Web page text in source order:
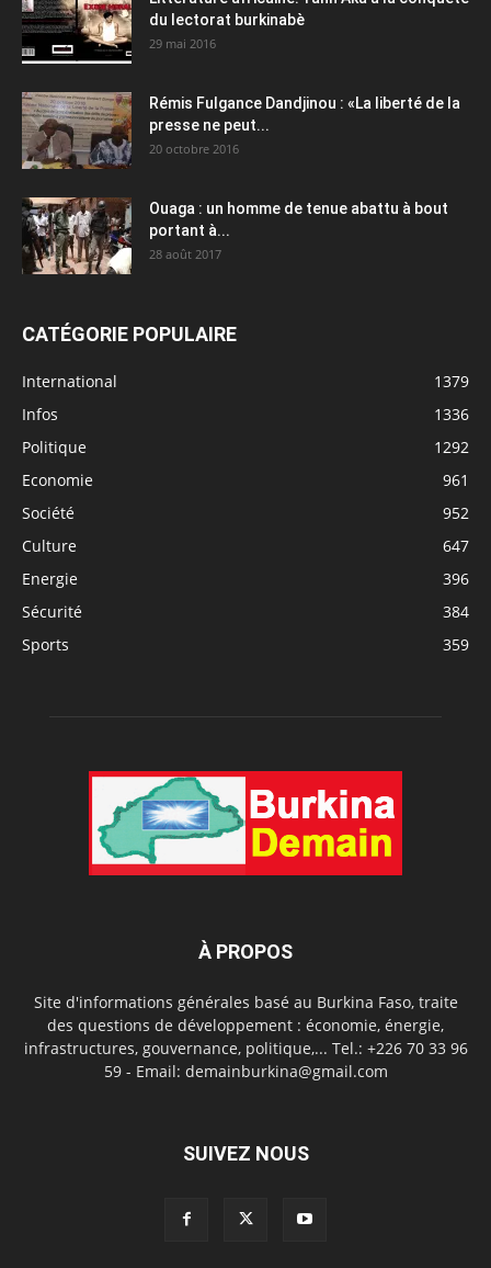
du lectorat burkinabè
29 mai 2016
Rémis Fulgance Dandjinou : «La liberté de la
presse ne peut...
20 octobre 2016
Ouaga : un homme de tenue abattu à bout
portant à...
28 août 2017
CATÉGORIE POPULAIRE
International
1379
Infos
1336
Politique
1292
Economie
961
Société
952
Culture
647
Energie
396
Sécurité
384
Sports
359
À PROPOS
Site d'informations générales basé au Burkina Faso, traite
des questions de développement : économie, énergie,
infrastructures, gouvernance, politique,... Tel.: +226 70 33 96
59 - Email: demainburkina@gmail.com
SUIVEZ NOUS